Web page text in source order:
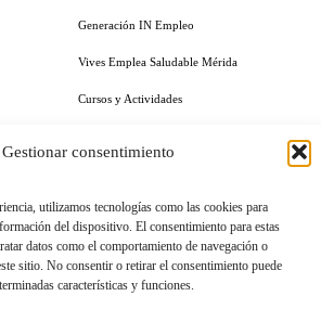
Gestionar consentimiento
utilizamos tecnologías como las cookies para
del dispositivo. El consentimiento para estas
datos como el comportamiento de navegación o
sitio. No consentir o retirar el consentimiento puede
características y funciones.
Generación IN Empleo
Vives Emplea Saludable Mérida
Cursos y Actividades